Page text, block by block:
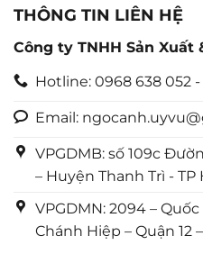
THÔNG TIN LIÊN HỆ
Công ty TNHH Sản Xuất
Hotline: 0968 638 052
Email:
VPGDMB: số 109c
– Huyện Thanh Trì - TP
VPGDMN: 2094 –
Chánh Hiệp – Quận 12